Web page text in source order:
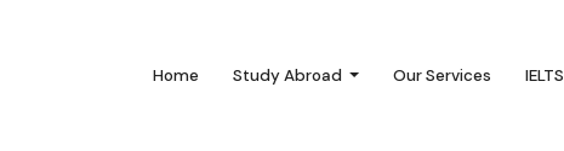
Home Study Abroad Our Services IELTS